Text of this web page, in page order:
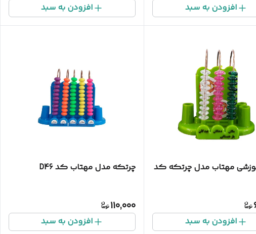
افزودن به سبد افزودن به سبد
مهتاب مدل چرتکه کد
افزودن به سبد
چرتکه مدل مهتاب کد D46
110,000
افزودن به سبد